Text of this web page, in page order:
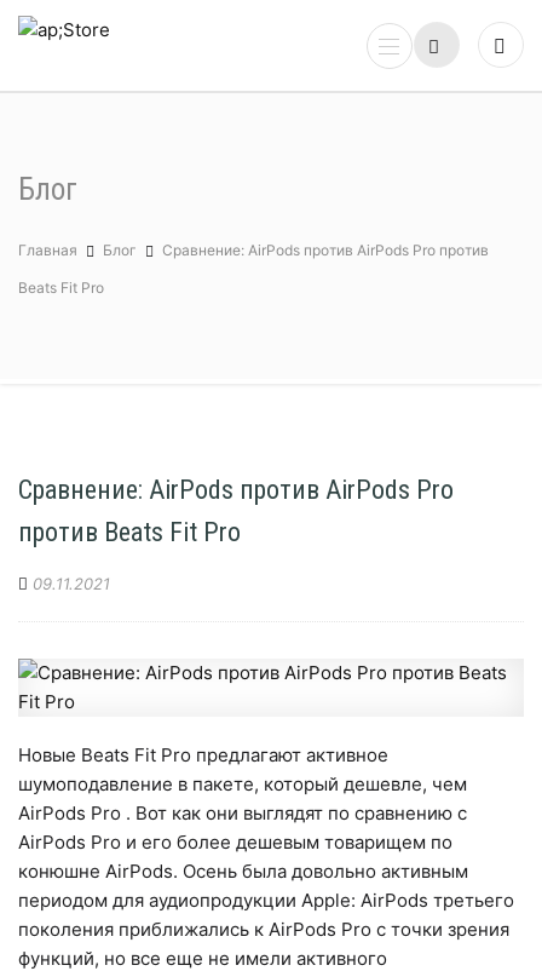
Блог
Главная Блог Сравнение: AirPods против AirPods Pro против
Beats Fit Pro
Сравнение: AirPods против AirPods Pro
против Beats Fit Pro
09.11.2021
Новые Beats Fit Pro предлагают активное
шумоподавление в пакете, который дешевле, чем
AirPods Pro . Вот как они выглядят по сравнению с
AirPods Pro и его более дешевым товарищем по
конюшне AirPods. Осень была довольно активным
периодом для аудиопродукции Apple: AirPods третьего
поколения приближались к AirPods Pro с точки зрения
функций, но все еще не имели активного